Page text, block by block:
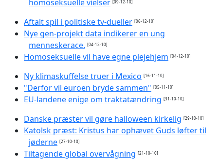
homoseksuelle vielser [09-12-10]
Aftalt spil i politiske tv-dueller [06-12-10]
Nye gen-projekt data indikerer en ung
menneskerace. [04-12-10]
Homoseksuelle vil have egne plejehjem [04-12-10]
Ny klimaskuffelse truer i Mexico [16-11-10]
"Derfor vil euroen bryde sammen" [05-11-10]
EU-landene enige om traktatændring [31-10-10]
Danske præster vil gøre halloween kirkelig [29-10-10]
Katolsk præst: Kristus har ophævet Guds løfter til
jøderne [27-10-10]
Tiltagende global overvågning [21-10-10]